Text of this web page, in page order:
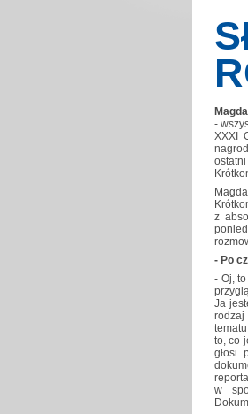
-
XXXI
z
- Po
- Oj,
Ja
rodzaj
to, co
głosi
w